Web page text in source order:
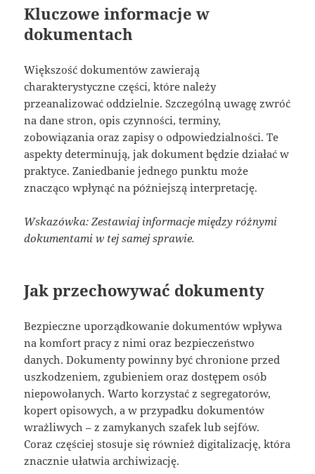
Kluczowe informacje w
dokumentach
Większość dokumentów zawierają
charakterystyczne części, które należy
przeanalizować oddzielnie. Szczególną uwagę zwróć
na dane stron, opis czynności, terminy,
zobowiązania oraz zapisy o odpowiedzialności. Te
aspekty determinują, jak dokument będzie działać w
praktyce. Zaniedbanie jednego punktu może
znacząco wpłynąć na późniejszą interpretację.
Wskazówka: Zestawiaj informacje między różnymi
dokumentami w tej samej sprawie.
Jak przechowywać dokumenty
Bezpieczne uporządkowanie dokumentów wpływa
na komfort pracy z nimi oraz bezpieczeństwo
danych. Dokumenty powinny być chronione przed
uszkodzeniem, zgubieniem oraz dostępem osób
niepowołanych. Warto korzystać z segregatorów,
kopert opisowych, a w przypadku dokumentów
wrażliwych – z zamykanych szafek lub sejfów.
Coraz częściej stosuje się również digitalizację, która
znacznie ułatwia archiwizację.